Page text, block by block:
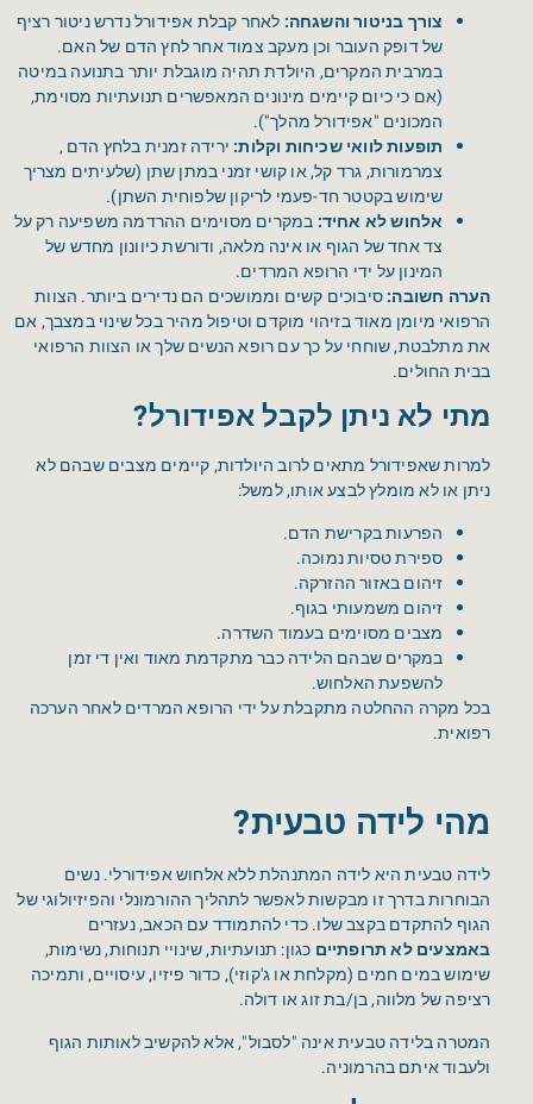
צורך בניטור והשגחה: לאחר קבלת אפידורל נדרש ניטור רציף
של דופק העובר וכן מעקב צמוד אחר לחץ הדם של האם.
במרבית המקרים, היולדת תהיה מוגבלת יותר בתנועה במיטה
(אם כי כיום קיימים מינונים המאפשרים תנועתיות מסוימת,
המכונים "אפידורל מהלך").
תופעות לוואי שכיחות וקלות: ירידה זמנית בלחץ הדם ,
צמרמורות, גרד קל, או קושי זמני במתן שתן (שלעיתים מצריך
שימוש בקטטר חד-פעמי לריקון שלפוחית השתן).
אלחוש לא אחיד: במקרים מסוימים ההרדמה משפיעה רק על
צד אחד של הגוף או אינה מלאה, ודורשת כיוונון מחדש של
המינון על ידי הרופא המרדים.
הערה חשובה:סיבוכים קשים וממושכים הם נדירים ביותר. הצוות
הרפואי מיומן מאוד בזיהוי מוקדם וטיפול מהיר בכל שינוי במצבך, אם
את מתלבטת, שוחחי על כך עם רופא הנשים שלך או הצוות הרפואי
בבית החולים.
מתי לא ניתן לקבל אפידורל?
למרות שאפידורל מתאים לרוב היולדות, קיימים מצבים שבהם לא
ניתן או לא מומלץ לבצע אותו, למשל:
הפרעות בקרישת הדם.
ספירת טסיות נמוכה.
זיהום באזור ההזרקה.
זיהום משמעותי בגוף.
מצבים מסוימים בעמוד השדרה.
במקרים שבהם הלידה כבר מתקדמת מאוד ואין די זמן
להשפעת האלחוש.
בכל מקרה ההחלטה מתקבלת על ידי הרופא המרדים לאחר הערכה
רפואית.
מהי לידה טבעית?
לידה טבעית היא לידה המתנהלת ללא אלחוש אפידורלי. נשים
הבוחרות בדרך זו מבקשות לאפשר לתהליך ההורמונלי והפיזיולוגי של
הגוף להתקדם בקצב שלו. כדי להתמודד עם הכאב, נעזרים
באמצעים לא תרופתיים כגון: תנועתיות, שינויי תנוחות, נשימות,
שימוש במים חמים (מקלחת או ג'קוזי), כדור פיזיו, עיסויים, ותמיכה
רציפה של מלווה, בן/בת זוג או דולה.
המטרה בלידה טבעית אינה "לסבול", אלא להקשיב לאותות הגוף
ולעבוד איתם בהרמוניה.